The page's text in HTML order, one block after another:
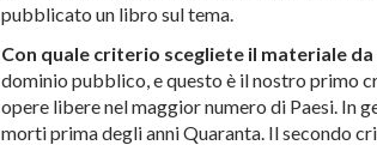
pubblicato un libro sul tema.
Con quale criterio scegliete il materiale
dominio pubblico, e questo è il nostro primo
opere libere nel maggior numero di Paesi. In
morti prima degli anni Quaranta. Il secondo